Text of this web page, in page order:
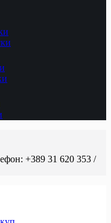
+389 31 620 353 /